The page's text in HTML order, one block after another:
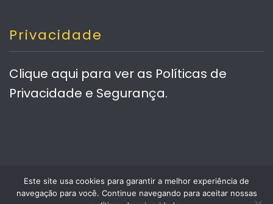
Privacidade
Clique aqui para ver as Políticas de
Privacidade e Segurança.
Desenvolvido com ❤ porVero Contents|
Este site usa cookies para garantir a melhor experiência de
navegação para você. Continue navegando para aceitar nossas